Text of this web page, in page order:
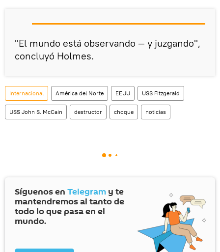
"El mundo está observando — y juzgando",
concluyó Holmes.
Internacional América del Norte EEUU USS Fitzgerald
USS John S. McCain destructor choque noticias
Síguenos en Telegram y te
mantendremos al tanto de
todo lo que pasa en el
mundo.